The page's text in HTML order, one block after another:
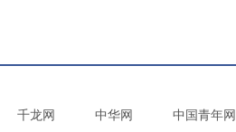
千龙网 中华网 中国青年网